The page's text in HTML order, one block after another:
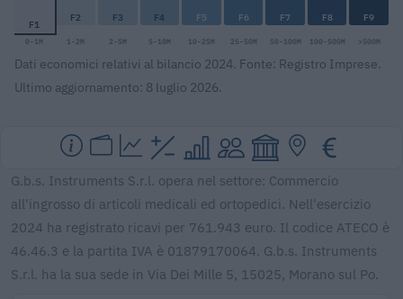
F1 F2 F3 F4 F5 F6 F7 F8 F9
0-1M 1-2M 2-5M 5-10M 10-25M 25-50M 50-100M 100-500M >500M
Dati economici relativi al bilancio 2024. Fonte: Registro Imprese.
Ultimo aggiornamento: 8 luglio 2026.
G.b.s. Instruments S.r.l. opera nel settore: Commercio
all'ingrosso di articoli medicali ed ortopedici. Nell'esercizio
2024 ha registrato ricavi per 761.943 euro. Il codice ATECO è
46.46.3 e la partita IVA è 01879170064. G.b.s. Instruments
S.r.l. ha la sua sede in Via Dei Mille 5, 15025, Morano sul Po.